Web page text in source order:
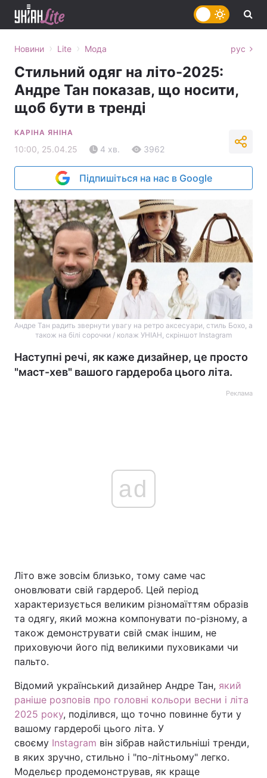
Головна Війна
Україна Політика
Економіка Світ
Спорт
Техно і зв'язок Лайт
Зброя Інциденти
Здоров'я Туризм
Цікавинки Погода
Новини › Lite › Мода рус
Стильний одяг на літо-2025:
Андре Тан показав, що носити,
щоб бути в тренді
КАРІНА ЯНІНА
10:00, 25.04.25 4 хв. 3962
Підпишіться на нас в Google
Андре Тан радить звернути увагу на ретро аксесуари, стиль Бохо, а
також на білі сорочки / колаж УНІАН, скріншот Instagram
Наступні речі, як каже дизайнер, це просто
"маст-хев" вашого гардероба цього літа.
Реклама
ad
Літо вже зовсім близько, тому саме час
оновлювати свій гардероб. Цей період
характеризується великим різномаїттям образів
та одягу, який можна компонувати по-різному, а
також демонструвати свій смак іншим, не
приховуючи його під великими пуховиками чи
пальто.
Відомий український дизайнер Андре Тан, який
раніше розповів про головні кольори весни і літа
2025 року, поділився, що точно повинне бути у
вашому гардеробі цього літа. У
своєму Instagram він зібрав найстильніші тренди,
в яких зручно, стильно і "по-літньому" легко.
Модельєр продемонстрував, як краще